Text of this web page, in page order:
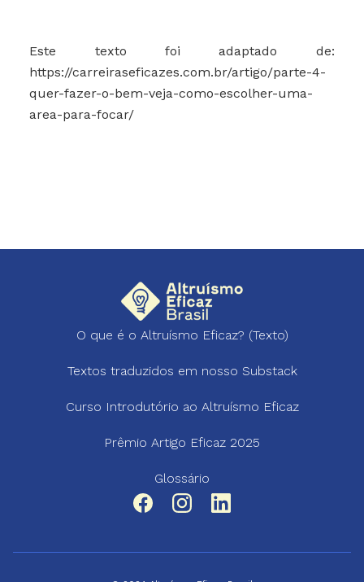
Este texto foi adaptado de:
https://carreiraseficazes.com.br/artigo/parte-4-
quer-fazer-o-bem-veja-como-escolher-uma-
area-para-focar/
O que é o Altruísmo Eficaz? (Texto)
Textos traduzidos em nosso Substack
Curso Introdutório ao Altruísmo Eficaz
Prêmio Artigo Eficaz 2025
Glossário